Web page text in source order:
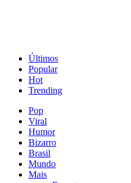
Últimos
Popular
Hot
Trending
Pop
Viral
Humor
Bizarro
Brasil
Mundo
Mais